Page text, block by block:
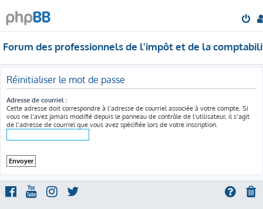
Forum des professionnels de l'impôt et de la
Réinitialiser le mot de passe
Adresse de courriel :
Cette adresse doit correspondre à l’adresse de courriel associée à votre compte. Si
vous ne l’avez jamais modifié depuis le panneau de contrôle de l’utilisateur, il s’agit
de l’adresse de courriel que vous avez spécifiée lors de votre inscription.